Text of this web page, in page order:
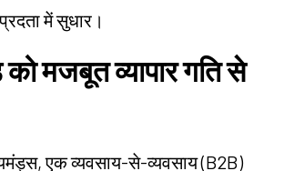
में सुधार।
मजबूत व्यापार गति से
एक व्यवसाय-से-व्यवसाय (B2B)